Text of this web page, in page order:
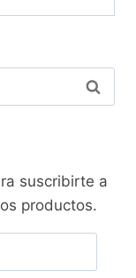
Buscar
suscribirte a
productos.